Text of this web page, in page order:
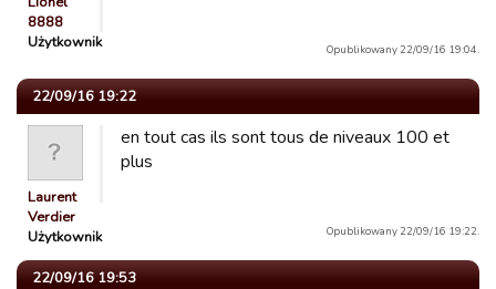
8888
Użytkownik
Opublikowany 22/09/16 19:04.
22/09/16 19:22
Laurent
Verdier
Użytkownik
en tout cas ils sont tous de niveaux 100 et
plus
Opublikowany 22/09/16 19:22.
22/09/16 19:53